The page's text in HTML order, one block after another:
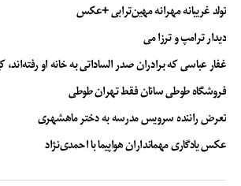
تولد غریبانه مهرانه مهین‌ترابی +عکس
دیدار ترامپ و ترزا می
غفار عباسی که برادران صدر الساداتی به خانه او
فروشگاه طوطی سانان فقط تهران طوطی
تعرض راننده سرویس مدرسه به دختر ماهشهری
عکس یادگاری مهمانداران هواپیما با احمدی‌نژاد